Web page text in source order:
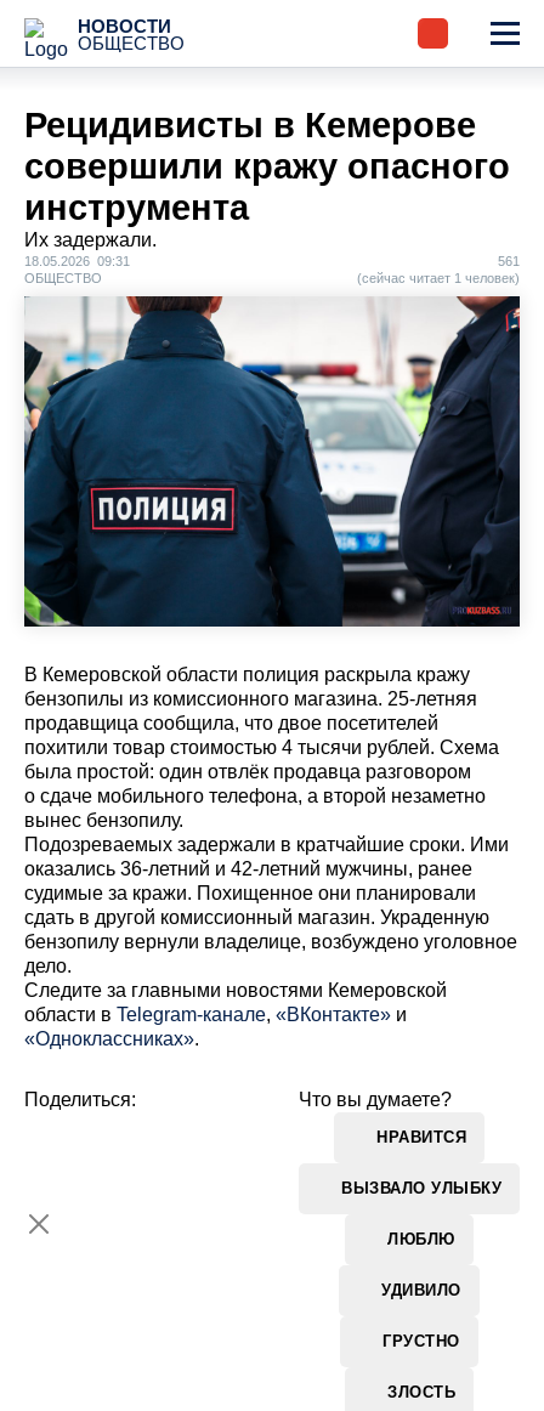
НОВОСТИ
ОБЩЕСТВО
Рецидивисты в Кемерове
совершили кражу опасного
инструмента
Их задержали.
18.05.2026 09:31
ОБЩЕСТВО
561
(сейчас читает 1 человек)
В Кемеровской области полиция раскрыла кражу
бензопилы из комиссионного магазина. 25-летняя
продавщица сообщила, что двое посетителей
похитили товар стоимостью 4 тысячи рублей. Схема
была простой: один отвлёк продавца разговором
о сдаче мобильного телефона, а второй незаметно
вынес бензопилу.
Подозреваемых задержали в кратчайшие сроки. Ими
оказались 36-летний и 42-летний мужчины, ранее
судимые за кражи. Похищенное они планировали
сдать в другой комиссионный магазин. Украденную
бензопилу вернули владелице, возбуждено уголовное
дело.
Cледите за главными новостями Кемеровской
области в Telegram-канале, «ВКонтакте» и
«Одноклассниках».
Что вы думаете?
НРАВИТСЯ
ВЫЗВАЛО УЛЫБКУ
ЛЮБЛЮ
УДИВИЛО
ГРУСТНО
ЗЛОСТЬ
Поделиться: